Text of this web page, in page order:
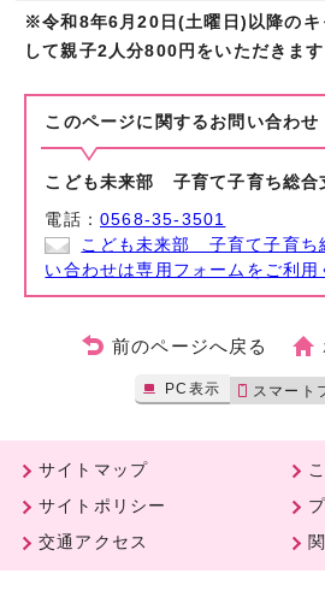
※令和8年6月20日(土曜日)以降のキ
して親子2人分800円をいただきます
このページに関する お問い合わせ
こども未来部 子育て子育ち総合
電話：0568-35-3501
こども未来部 子育て子育ち
い合わせは専用フォームをご利用
前のページへ戻る
PC表示 スマート
サイトマップ
サイトポリシー
交通アクセス